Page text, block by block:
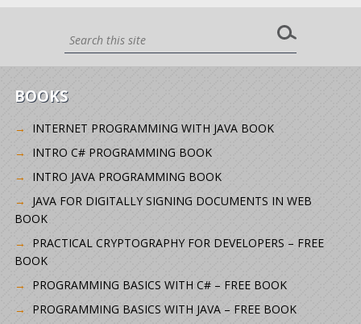
BOOKS
INTERNET PROGRAMMING WITH JAVA BOOK
INTRO C# PROGRAMMING BOOK
INTRO JAVA PROGRAMMING BOOK
JAVA FOR DIGITALLY SIGNING DOCUMENTS IN WEB
BOOK
PRACTICAL CRYPTOGRAPHY FOR DEVELOPERS – FREE
BOOK
PROGRAMMING BASICS WITH C# – FREE BOOK
PROGRAMMING BASICS WITH JAVA – FREE BOOK